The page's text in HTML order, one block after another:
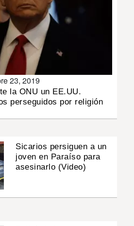
23, 2019
la ONU un EE.UU.
perseguidos por religión
Sicarios persiguen a un
joven en Paraíso para
asesinarlo (Video)